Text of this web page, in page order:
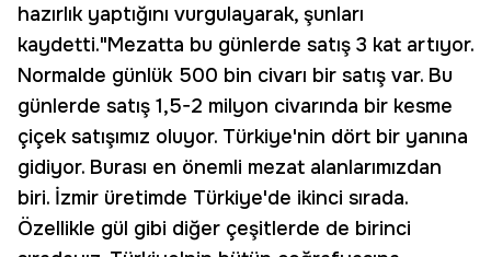
hazırlık yaptığını vurgulayarak, şunları
kaydetti."Mezatta bu günlerde satış 3 kat artıyor.
Normalde günlük 500 bin civarı bir satış var. Bu
günlerde satış 1,5-2 milyon civarında bir kesme
çiçek satışımız oluyor. Türkiye'nin dört bir yanına
gidiyor. Burası en önemli mezat alanlarımızdan
biri. İzmir üretimde Türkiye'de ikinci sırada.
Özellikle gül gibi diğer çeşitlerde de birinci